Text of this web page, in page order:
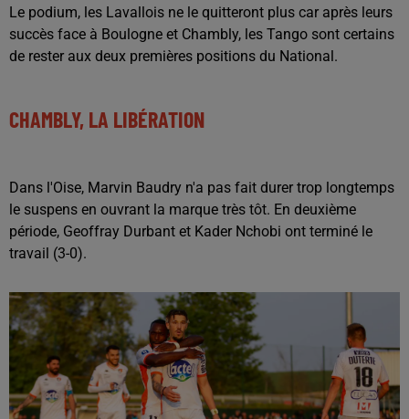
Le podium, les Lavallois ne le quitteront plus car après leurs
succès face à Boulogne et Chambly, les Tango sont certains
de rester aux deux premières positions du National.
CHAMBLY, LA LIBÉRATION
Dans l'Oise, Marvin Baudry n'a pas fait durer trop longtemps
le suspens en ouvrant la marque très tôt. En deuxième
période, Geoffray Durbant et Kader Nchobi ont terminé le
travail (3-0).